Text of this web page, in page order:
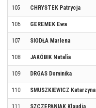
105 CHRYSTEK Patrycja
106 GEREMEK Ewa
107 SIODŁA Marlena
108 JAKÓBIK Natalia
109 DRGAS Dominika
110 SMUSZKIEWICZ Katarzyna
111 SZCZEPANIAK Klaudia